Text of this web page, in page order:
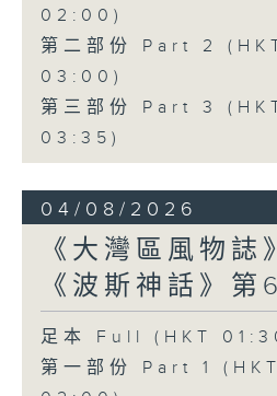
02:00)
第二部份 Part 2
03:00)
第三部份 Part 3
03:35)
04/08/2026
《大灣區風物
《波斯神話》第
足本 Full (HKT
第一部份 Part 1